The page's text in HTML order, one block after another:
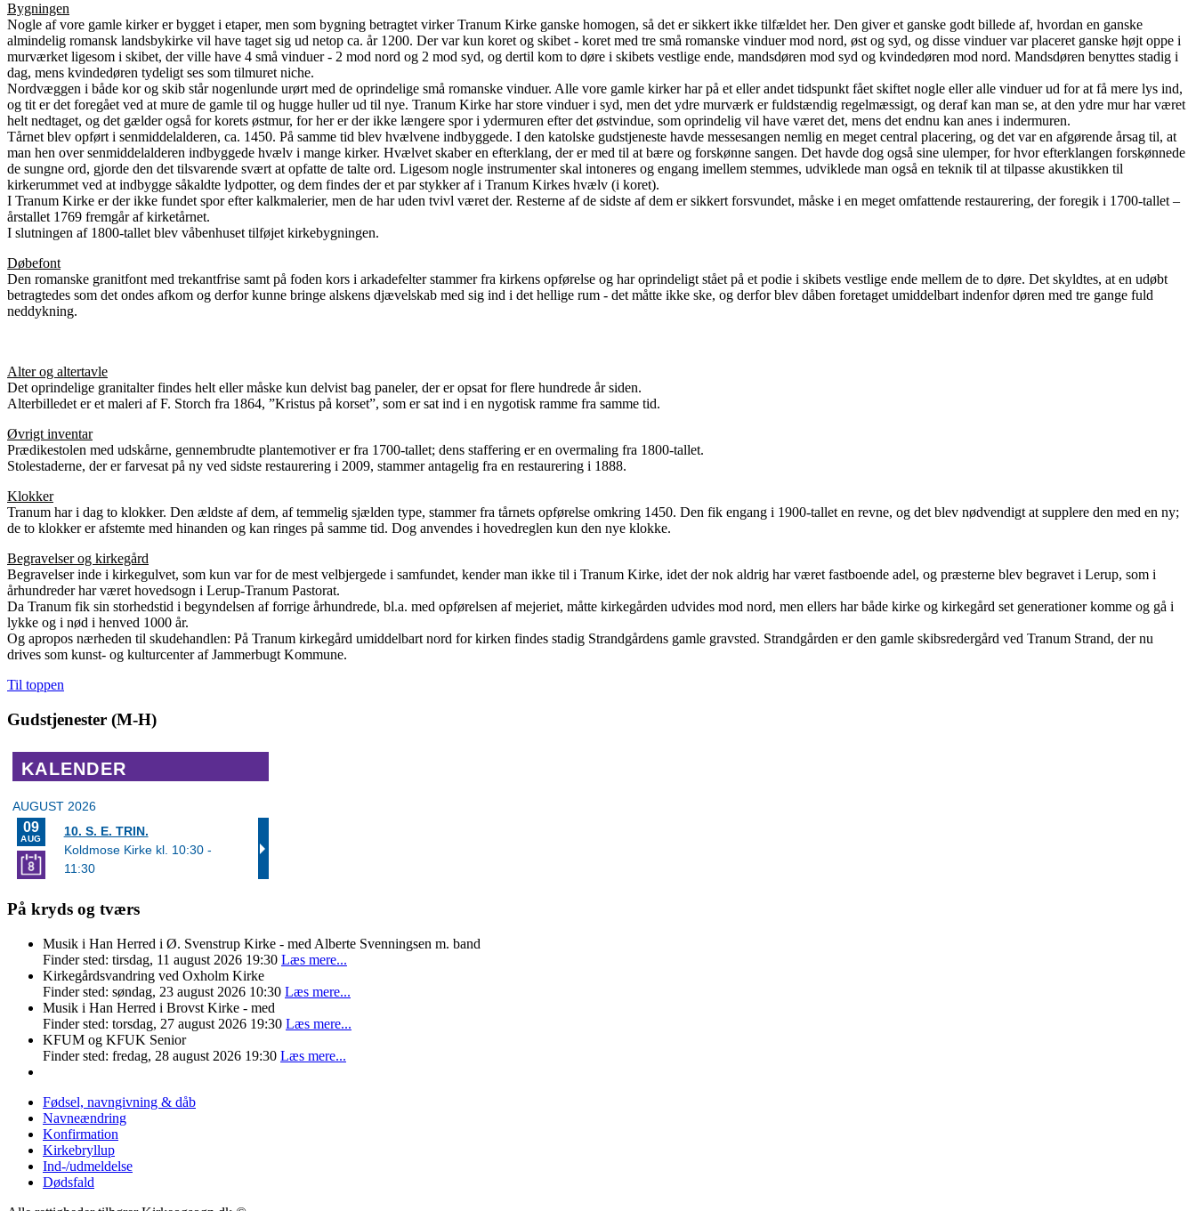
Bygningen
Nogle af vore gamle kirker er bygget i etaper, men som bygning betragtet virker Tranum Kirke ganske homogen, så det er sikkert ikke tilfældet her. Den giver et ganske godt billede af, hvordan en ganske
almindelig romansk landsbykirke vil have taget sig ud netop ca. år 1200. Der var kun koret og skibet - koret med tre små romanske vinduer mod nord, øst og syd, og disse vinduer var placeret ganske højt oppe i
murværket ligesom i skibet, der ville have 4 små vinduer - 2 mod nord og 2 mod syd, og dertil kom to døre i skibets vestlige ende, mandsdøren mod syd og kvindedøren mod nord. Mandsdøren benyttes stadig i
dag, mens kvindedøren tydeligt ses som tilmuret niche.
Nordvæggen i både kor og skib står nogenlunde urørt med de oprindelige små romanske vinduer. Alle vore gamle kirker har på et eller andet tidspunkt fået skiftet nogle eller alle vinduer ud for at få mere lys ind,
og tit er det foregået ved at mure de gamle til og hugge huller ud til nye. Tranum Kirke har store vinduer i syd, men det ydre murværk er fuldstændig regelmæssigt, og deraf kan man se, at den ydre mur har været
helt nedtaget, og det gælder også for korets østmur, for her er der ikke længere spor i ydermuren efter det østvindue, som oprindelig vil have været det, mens det endnu kan anes i indermuren.
Tårnet blev opført i senmiddelalderen, ca. 1450. På samme tid blev hvælvene indbyggede. I den katolske gudstjeneste havde messesangen nemlig en meget central placering, og det var en afgørende årsag til, at
man hen over senmiddelalderen indbyggede hvælv i mange kirker. Hvælvet skaber en efterklang, der er med til at bære og forskønne sangen. Det havde dog også sine ulemper, for hvor efterklangen forskønnede
de sungne ord, gjorde den det tilsvarende svært at opfatte de talte ord. Ligesom nogle instrumenter skal intoneres og engang imellem stemmes, udviklede man også en teknik til at tilpasse akustikken til
kirkerummet ved at indbygge såkaldte lydpotter, og dem findes der et par stykker af i Tranum Kirkes hvælv (i koret).
I Tranum Kirke er der ikke fundet spor efter kalkmalerier, men de har uden tvivl været der. Resterne af de sidste af dem er sikkert forsvundet, måske i en meget omfattende restaurering, der foregik i 1700-tallet –
årstallet 1769 fremgår af kirketårnet.
I slutningen af 1800-tallet blev våbenhuset tilføjet kirkebygningen.
Døbefont
Den romanske granitfont med trekantfrise samt på foden kors i arkadefelter stammer fra kirkens opførelse og har oprindeligt stået på et podie i skibets vestlige ende mellem de to døre. Det skyldtes, at en udøbt
betragtedes som det ondes afkom og derfor kunne bringe alskens djævelskab med sig ind i det hellige rum - det måtte ikke ske, og derfor blev dåben foretaget umiddelbart indenfor døren med tre gange fuld
neddykning.
Alter og altertavle
Det oprindelige granitalter findes helt eller måske kun delvist bag paneler, der er opsat for flere hundrede år siden.
Alterbilledet er et maleri af F. Storch fra 1864, ”Kristus på korset”, som er sat ind i en nygotisk ramme fra samme tid.
Øvrigt inventar
Prædikestolen med udskårne, gennembrudte plantemotiver er fra 1700-tallet; dens staffering er en overmaling fra 1800-tallet.
Stolestaderne, der er farvesat på ny ved sidste restaurering i 2009, stammer antagelig fra en restaurering i 1888.
Klokker
Tranum har i dag to klokker. Den ældste af dem, af temmelig sjælden type, stammer fra tårnets opførelse omkring 1450. Den fik engang i 1900-tallet en revne, og det blev nødvendigt at supplere den med en ny;
de to klokker er afstemte med hinanden og kan ringes på samme tid. Dog anvendes i hovedreglen kun den nye klokke.
Begravelser og kirkegård
Begravelser inde i kirkegulvet, som kun var for de mest velbjergede i samfundet, kender man ikke til i Tranum Kirke, idet der nok aldrig har været fastboende adel, og præsterne blev begravet i Lerup, som i
århundreder har været hovedsogn i Lerup-Tranum Pastorat.
Da Tranum fik sin storhedstid i begyndelsen af forrige århundrede, bl.a. med opførelsen af mejeriet, måtte kirkegården udvides mod nord, men ellers har både kirke og kirkegård set generationer komme og gå i
lykke og i nød i henved 1000 år.
Og apropos nærheden til skudehandlen: På Tranum kirkegård umiddelbart nord for kirken findes stadig Strandgårdens gamle gravsted. Strandgården er den gamle skibsredergård ved Tranum Strand, der nu
drives som kunst- og kulturcenter af Jammerbugt Kommune.
Til toppen
Gudstjenester (M-H)
På kryds og tværs
Musik i Han Herred i Ø. Svenstrup Kirke - med Alberte Svenningsen m. band
Finder sted: tirsdag, 11 august 2026 19:30 Læs mere...
Kirkegårdsvandring ved Oxholm Kirke
Finder sted: søndag, 23 august 2026 10:30 Læs mere...
Musik i Han Herred i Brovst Kirke - med
Finder sted: torsdag, 27 august 2026 19:30 Læs mere...
KFUM og KFUK Senior
Finder sted: fredag, 28 august 2026 19:30 Læs mere...
Fødsel, navngivning & dåb
Navneændring
Konfirmation
Kirkebryllup
Ind-/udmeldelse
Dødsfald